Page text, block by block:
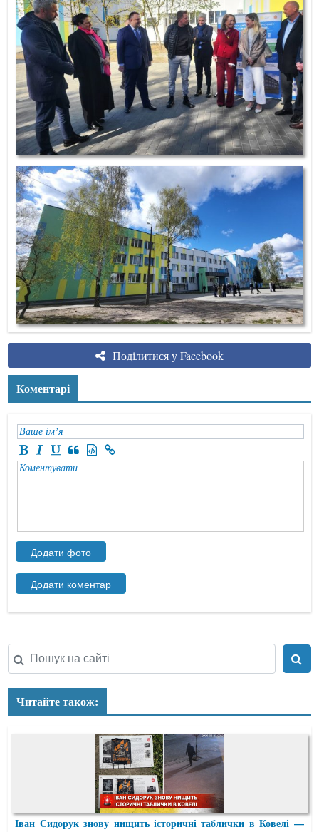
Поділитися у Facebook
Коментарі
Читайте також:
Іван Сидорук знову нищить історичні таблички в Ковелі —